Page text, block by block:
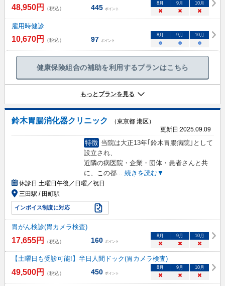
48,950円 （税込） 445 ポイント
8 月 9 月 10月
× × ×
雇用時健診
10,670円 （税込） 97 ポイント
8 月 9 月 10月
○ ○ ○
健康保険組合の補助を利用するプランはこちら
もっとプランを見る
鈴木胃腸消化器クリニック
（東京都 港区）
更新日:2025.09.09
特徴 当院は大正13年｢鈴木胃腸病院｣として
設立され、
近隣の病医院・企業・団体・患者さんと共
に、この都... 続きを読む▼
休診日:土曜日午後／日曜／祝日
三田駅 / 田町駅
インボイス制度に対応
胃がん検診(胃カメラ検査)
17,655円 （税込） 160 ポイント
8月 9月 10月
× × ×
【土曜日も受診可能!】半日人間ドック(胃カメラ検査)
49,500円 （税込） 450 ポイント
8月 9月 10月
× × ×